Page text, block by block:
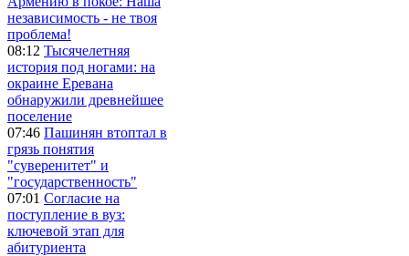
независимость - не твоя
проблема!
08:12 Тысячелетняя
история под ногами: на
окраине Еревана
обнаружили древнейшее
поселение
07:46 Пашинян втоптал в
грязь понятия
"суверенитет" и
"государственность"
07:01 Согласие на
поступление в вуз:
ключевой этап для
абитуриента